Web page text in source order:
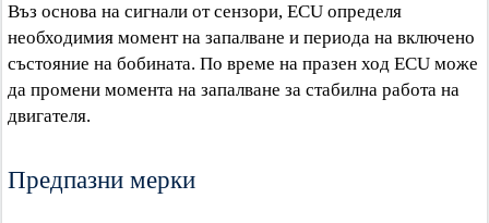
Въз основа на сигнали от сензори, ECU определя
необходимия момент на запалване и периода на включено
състояние на бобината. По време на празен ход ECU може
да промени момента на запалване за стабилна работа на
двигателя.
Предпазни мерки